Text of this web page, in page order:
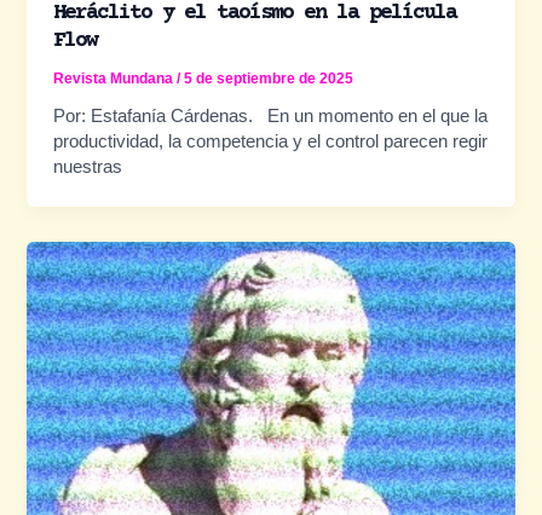
Heráclito y el taoísmo en la película
Flow
Revista Mundana/5 de septiembre de 2025
Por: Estafanía Cárdenas. En un momento en el que la
productividad, la competencia y el control parecen regir
nuestras